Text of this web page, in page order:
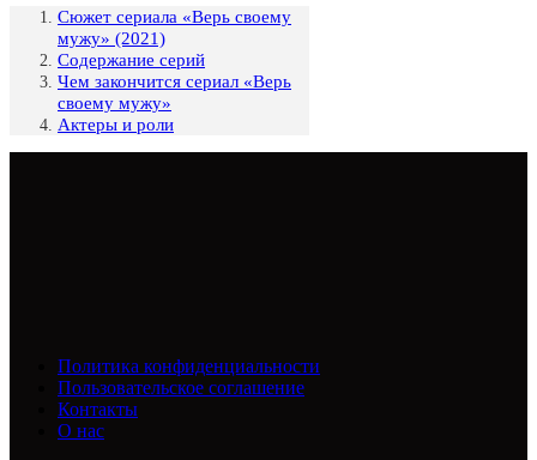
Сюжет сериала «Верь своему
мужу» (2021)
Содержание серий
Чем закончится сериал «Верь
своему мужу»
Актеры и роли
Политика конфиденциальности
Пользовательское соглашение
Контакты
О нас